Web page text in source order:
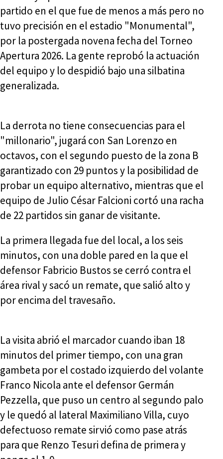
partido en el que fue de menos a más pero no
tuvo precisión en el estadio "Monumental",
por la postergada novena fecha del Torneo
Apertura 2026. La gente reprobó la actuación
del equipo y lo despidió bajo una silbatina
generalizada.
La derrota no tiene consecuencias para el
"millonario", jugará con San Lorenzo en
octavos, con el segundo puesto de la zona B
garantizado con 29 puntos y la posibilidad de
probar un equipo alternativo, mientras que el
equipo de Julio César Falcioni cortó una racha
de 22 partidos sin ganar de visitante.
La primera llegada fue del local, a los seis
minutos, con una doble pared en la que el
defensor Fabricio Bustos se cerró contra el
área rival y sacó un remate, que salió alto y
por encima del travesaño.
La visita abrió el marcador cuando iban 18
minutos del primer tiempo, con una gran
gambeta por el costado izquierdo del volante
Franco Nicola ante el defensor Germán
Pezzella, que puso un centro al segundo palo
y le quedó al lateral Maximiliano Villa, cuyo
defectuoso remate sirvió como pase atrás
para que Renzo Tesuri defina de primera y